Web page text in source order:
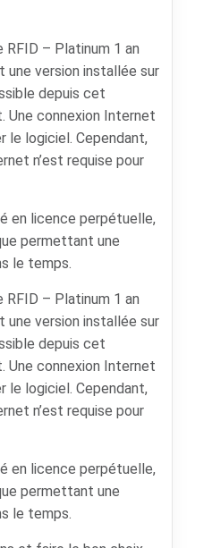
RFID – Platinum 1 an
une version installée sur
depuis cet
Une connexion Internet
le logiciel. Cependant,
n’est requise pour
en licence perpétuelle,
permettant une
le temps.
RFID – Platinum 1 an
une version installée sur
depuis cet
Une connexion Internet
le logiciel. Cependant,
n’est requise pour
en licence perpétuelle,
permettant une
le temps.